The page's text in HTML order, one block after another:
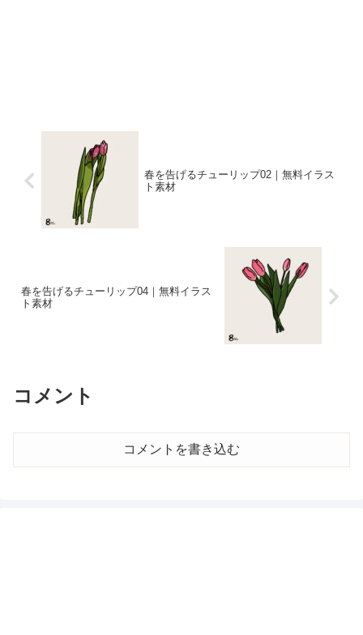
春を告げるチューリップ02｜無料イラス
ト素材
春を告げるチューリップ04｜無料イラス
ト素材
コメント
コメントを書き込む